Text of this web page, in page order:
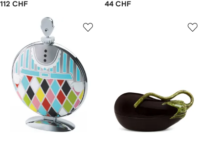
112 CHF 44 CHF